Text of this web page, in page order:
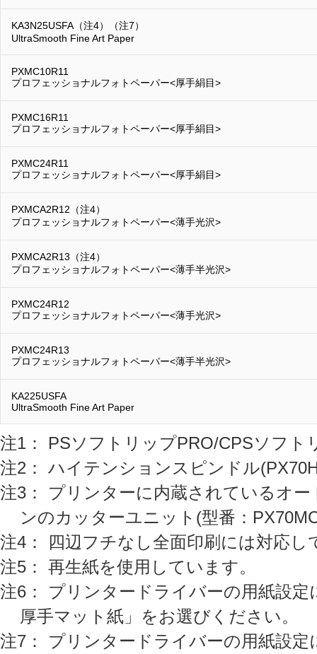
KA3N25USFA（注4）（注7）
UltraSmooth Fine Art Paper
PXMC10R11
プロフェッショナルフォトペーパー<厚手絹目>
PXMC16R11
プロフェッショナルフォトペーパー<厚手絹目>
PXMC24R11
プロフェッショナルフォトペーパー<厚手絹目>
PXMCA2R12（注4）
プロフェッショナルフォトペーパー<薄手光沢>
PXMCA2R13（注4）
プロフェッショナルフォトペーパー<薄手半光沢>
PXMC24R12
プロフェッショナルフォトペーパー<薄手光沢>
PXMC24R13
プロフェッショナルフォトペーパー<薄手半光沢>
KA225USFA
UltraSmooth Fine Art Paper
注1： PSソフトリップPRO/CPSソフト
注2： ハイテンションスピンドル
注3： プリンターに内蔵されているオ
ンのカッターユニット(型番：
注4： 四辺フチなし全面印刷には対応し
注5： 再生紙を使用しています。
注6： プリンタードライバーの用紙設
厚手マット紙」をお選びください。
注7： プリンタードライバーの用紙設